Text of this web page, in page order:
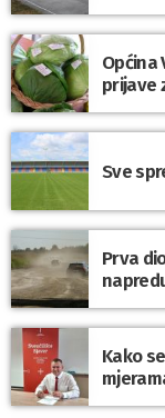
Općina
prijave
Sve
Prva
Kako